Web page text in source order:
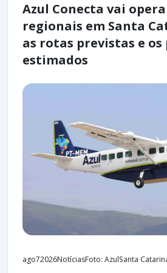
Azul Conecta vai
regionais em Santa
as rotas previstas e os
estimados
ago72026NotíciasFoto: AzulSanta